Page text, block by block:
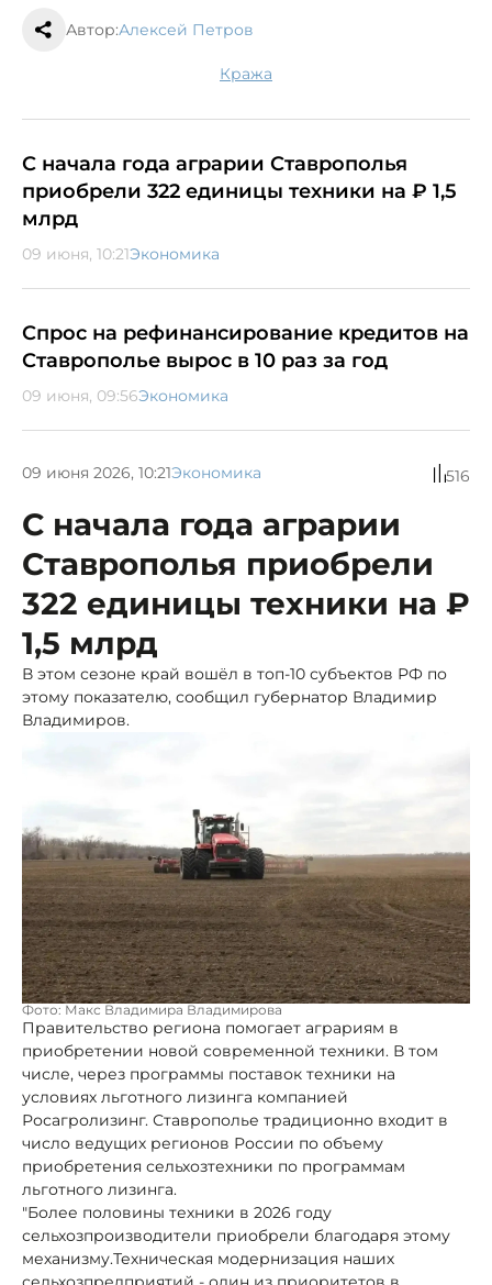
Автор:Алексей Петров
кража
С начала года аграрии Ставрополья
приобрели 322 единицы техники на ₽ 1,5
млрд
09 июня, 10:21Экономика
Спрос на рефинансирование кредитов на
Ставрополье вырос в 10 раз за год
09 июня, 09:56Экономика
09 июня 2026, 10:21Экономика 516
С начала года аграрии
Ставрополья приобрели
322 единицы техники на ₽
1,5 млрд
В этом сезоне край вошёл в топ-10 субъектов РФ по
этому показателю, сообщил губернатор Владимир
Владимиров.
Фото: Макс Владимира Владимирова
Правительство региона помогает аграриям в
приобретении новой современной техники. В том
числе, через программы поставок техники на
условиях льготного лизинга компанией
Росагролизинг. Ставрополье традиционно входит в
число ведущих регионов России по объему
приобретения сельхозтехники по программам
льготного лизинга.
"Более половины техники в 2026 году
сельхозпроизводители приобрели благодаря этому
механизму.Техническая модернизация наших